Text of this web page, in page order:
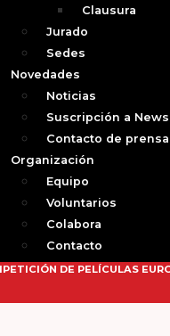
Clausura
Jurado
Sedes
Novedades
Noticias
Suscripción a
Contacto de prensa
Organización
Equipo
Voluntarios
Colabora
Contacto
DE PELÍCULAS